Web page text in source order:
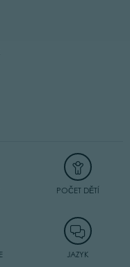
POČET DĚTÍ
JAZYK